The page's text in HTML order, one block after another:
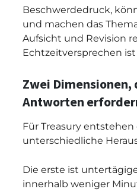
Beschwerdedruck,
und machen das
Aufsicht und Revision
Echtzeitversprechen
Zwei
Antworten
Für Treasury
unterschiedliche
Die erste ist
innerhalb weniger